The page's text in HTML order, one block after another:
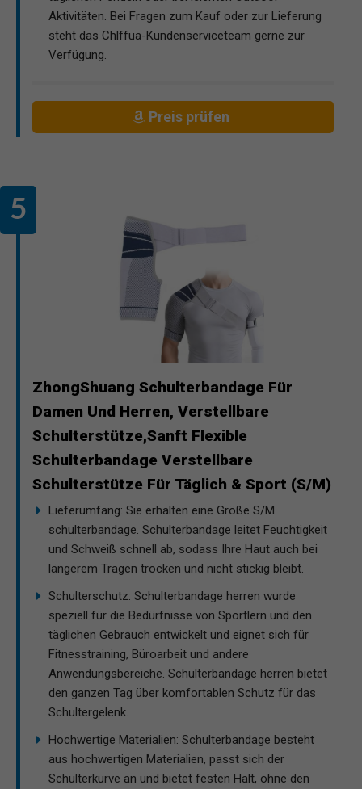
Aktivitäten. Bei Fragen zum Kauf oder zur Lieferung
steht das Chlffua-Kundenserviceteam gerne zur
Verfügung.
Preis prüfen
ZhongShuang Schulterbandage Für
Damen Und Herren, Verstellbare
Schulterstütze,Sanft Flexible
Schulterbandage Verstellbare
Schulterstütze Für Täglich & Sport (S/M)
Lieferumfang: Sie erhalten eine Größe S/M
schulterbandage. Schulterbandage leitet Feuchtigkeit
und Schweiß schnell ab, sodass Ihre Haut auch bei
längerem Tragen trocken und nicht stickig bleibt.
Schulterschutz: Schulterbandage herren wurde
speziell für die Bedürfnisse von Sportlern und den
täglichen Gebrauch entwickelt und eignet sich für
Fitnesstraining, Büroarbeit und andere
Anwendungsbereiche. Schulterbandage herren bietet
den ganzen Tag über komfortablen Schutz für das
Schultergelenk.
Hochwertige Materialien: Schulterbandage besteht
aus hochwertigen Materialien, passt sich der
Schulterkurve an und bietet festen Halt, ohne den